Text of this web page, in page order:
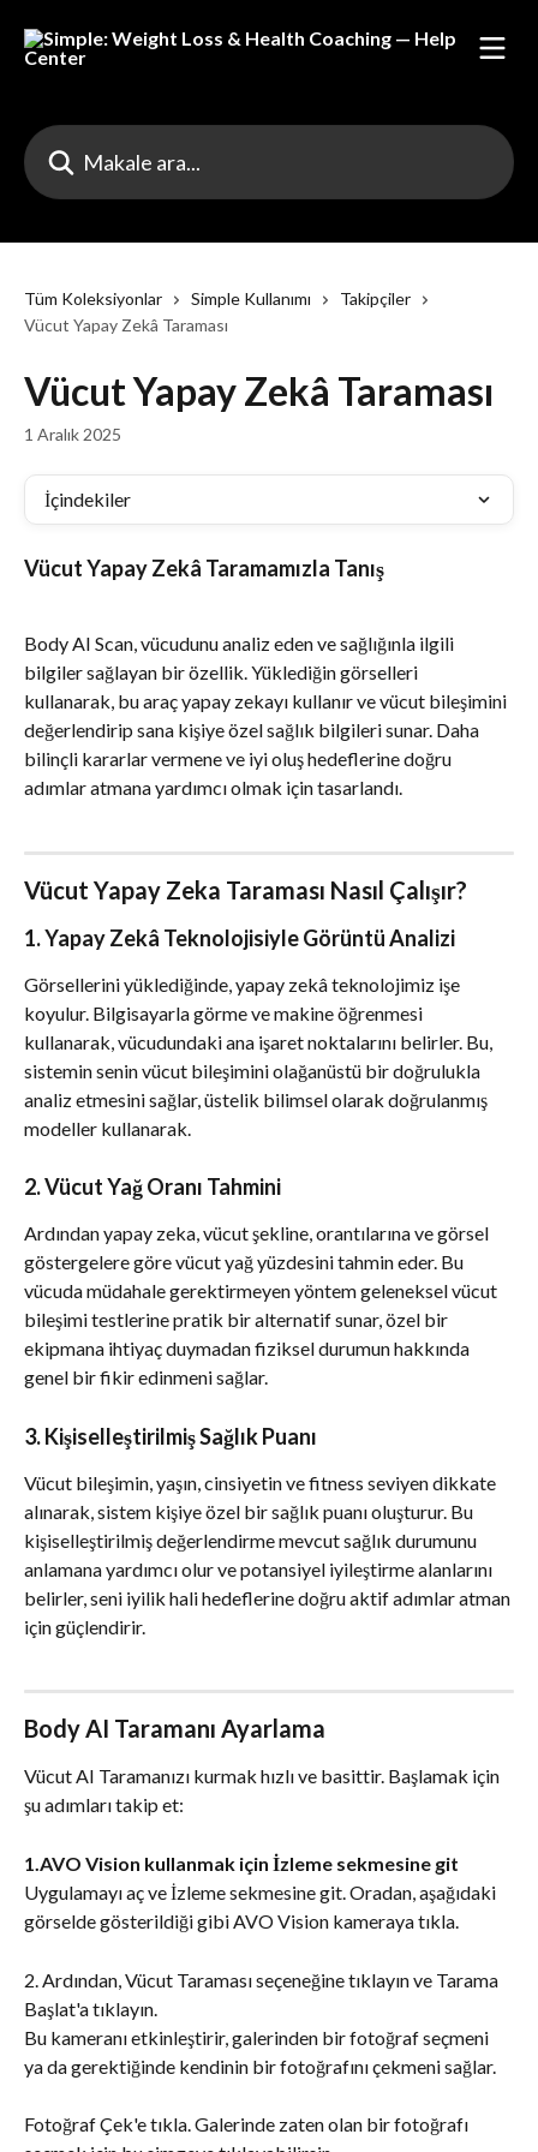
Makale ara...
Tüm Koleksiyonlar Simple Kullanımı
Takipçiler
Vücut Yapay Zekâ Taraması
Vücut Yapay Zekâ Taraması
1 Aralık 2025
İçindekiler
Vücut Yapay Zekâ Taramamızla Tanış
Body AI Scan, vücudunu analiz eden ve sağlığınla ilgili
bilgiler sağlayan bir özellik. Yüklediğin görselleri
kullanarak, bu araç yapay zekayı kullanır ve vücut bileşimini
değerlendirip sana kişiye özel sağlık bilgileri sunar. Daha
bilinçli kararlar vermene ve iyi oluş hedeflerine doğru
adımlar atmana yardımcı olmak için tasarlandı.
Vücut Yapay Zeka Taraması Nasıl Çalışır?
1. Yapay Zekâ Teknolojisiyle Görüntü Analizi
Görsellerini yüklediğinde, yapay zekâ teknolojimiz işe
koyulur. Bilgisayarla görme ve makine öğrenmesi
kullanarak, vücudundaki ana işaret noktalarını belirler. Bu,
sistemin senin vücut bileşimini olağanüstü bir doğrulukla
analiz etmesini sağlar, üstelik bilimsel olarak doğrulanmış
modeller kullanarak.
2. Vücut Yağ Oranı Tahmini
Ardından yapay zeka, vücut şekline, orantılarına ve görsel
göstergelere göre vücut yağ yüzdesini tahmin eder. Bu
vücuda müdahale gerektirmeyen yöntem geleneksel vücut
bileşimi testlerine pratik bir alternatif sunar, özel bir
ekipmana ihtiyaç duymadan fiziksel durumun hakkında
genel bir fikir edinmeni sağlar.
3. Kişiselleştirilmiş Sağlık Puanı
Vücut bileşimin, yaşın, cinsiyetin ve fitness seviyen dikkate
alınarak, sistem kişiye özel bir sağlık puanı oluşturur. Bu
kişiselleştirilmiş değerlendirme mevcut sağlık durumunu
anlamana yardımcı olur ve potansiyel iyileştirme alanlarını
belirler, seni iyilik hali hedeflerine doğru aktif adımlar atman
için güçlendirir.
Body AI Taramanı Ayarlama
Vücut AI Taramanızı kurmak hızlı ve basittir. Başlamak için
şu adımları takip et:
1.AVO Vision kullanmak için İzleme sekmesine git
Uygulamayı aç ve İzleme sekmesine git. Oradan, aşağıdaki
görselde gösterildiği gibi AVO Vision kameraya tıkla.
2. Ardından, Vücut Taraması seçeneğine tıklayın ve Tarama
Başlat'a tıklayın.
Bu kameranı etkinleştirir, galerinden bir fotoğraf seçmeni
ya da gerektiğinde kendinin bir fotoğrafını çekmeni sağlar.
Fotoğraf Çek'e tıkla. ​Galerinde zaten olan bir fotoğrafı